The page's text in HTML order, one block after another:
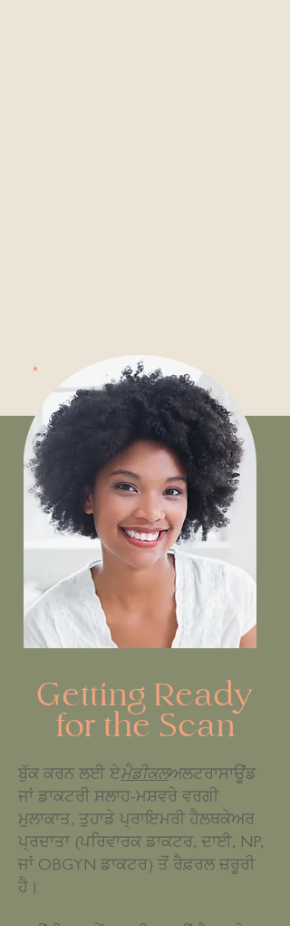
Getting Ready
for the Scan
ਬੁੱਕ ਕਰਨ ਲਈ ਏਮੈਡੀਕਲਅਲਟਰਾਸਾਊਂਡ
ਜਾਂ ਡਾਕਟਰੀ ਸਲਾਹ-ਮਸ਼ਵਰੇ ਵਰਗੀ
ਮੁਲਾਕਾਤ, ਤੁਹਾਡੇ ਪ੍ਰਾਇਮਰੀ ਹੈਲਥਕੇਅਰ
ਪ੍ਰਦਾਤਾ (ਪਰਿਵਾਰਕ ਡਾਕਟਰ, ਦਾਈ, NP,
ਜਾਂ OBGYN ਡਾਕਟਰ) ਤੋਂ ਰੈਫ਼ਰਲ ਜ਼ਰੂਰੀ
ਹੈ।